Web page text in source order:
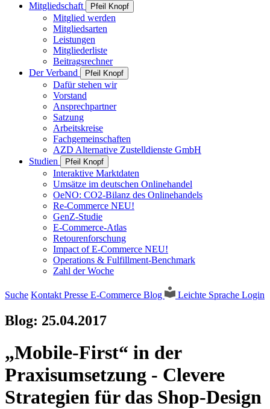
Mitgliedschaft
Pfeil Knopf
Mitglied werden
Mitgliedsarten
Leistungen
Mitgliederliste
Beitragsrechner
Der Verband
Pfeil Knopf
Dafür stehen wir
Vorstand
Ansprechpartner
Satzung
Arbeitskreise
Fachgemeinschaften
AZD Alternative Zustelldienste GmbH
Studien
Pfeil Knopf
Interaktive Marktdaten
Umsätze im deutschen Onlinehandel
OeNO: CO2-Bilanz des Onlinehandels
Re-Commerce NEU!
GenZ-Studie
E-Commerce-Atlas
Retourenforschung
Impact of E-Commerce NEU!
Operations & Fulfillment-Benchmark
Zahl der Woche
Suche Kontakt Presse E-Commerce Blog Leichte Sprache Login
Blog: 25.04.2017
„Mobile-First“ in der
Praxisumsetzung - Clevere
Strategien für das Shop-Design